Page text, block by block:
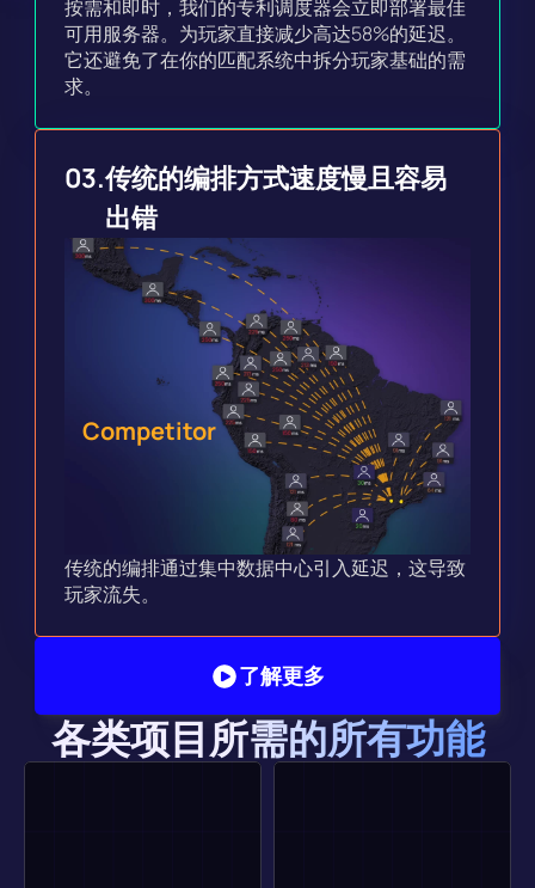
按需和即时，我们的专利调度器会立即部署最佳
可用服务器。为玩家直接减少高达58%的延迟。
它还避免了在你的匹配系统中拆分玩家基础的需
求。
03.传统的编排方式速度慢且容易
出错
传统的编排通过集中数据中心引入延迟，这导致
玩家流失。
Competitor
了解更多
各类项目所需的所有功能